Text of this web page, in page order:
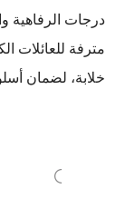
درجات الرفاهية
مترفة للعائلات
خلابة، لضمان